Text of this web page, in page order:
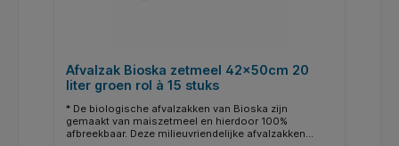
Afvalzak Bioska zetmeel 42x50cm 20
liter groen rol à 15 stuks
* De biologische afvalzakken van Bioska zijn
gemaakt van maiszetmeel en hierdoor 100%
afbreekbaar. Deze milieuvriendelijke afvalzakken